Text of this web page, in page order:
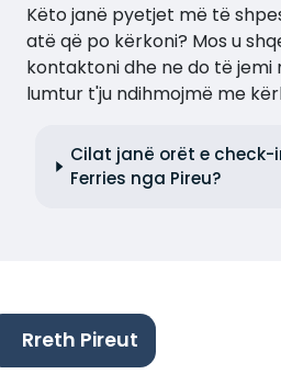
Këto janë pyetjet më të
atë që po kërkoni? Mos u
kontaktoni dhe ne do të jemi
lumtur t'ju ndihmojmë me
Cilat janë orët e check-
Ferries nga Pireu?
Rreth Pireut